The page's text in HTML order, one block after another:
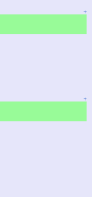
↑
↑